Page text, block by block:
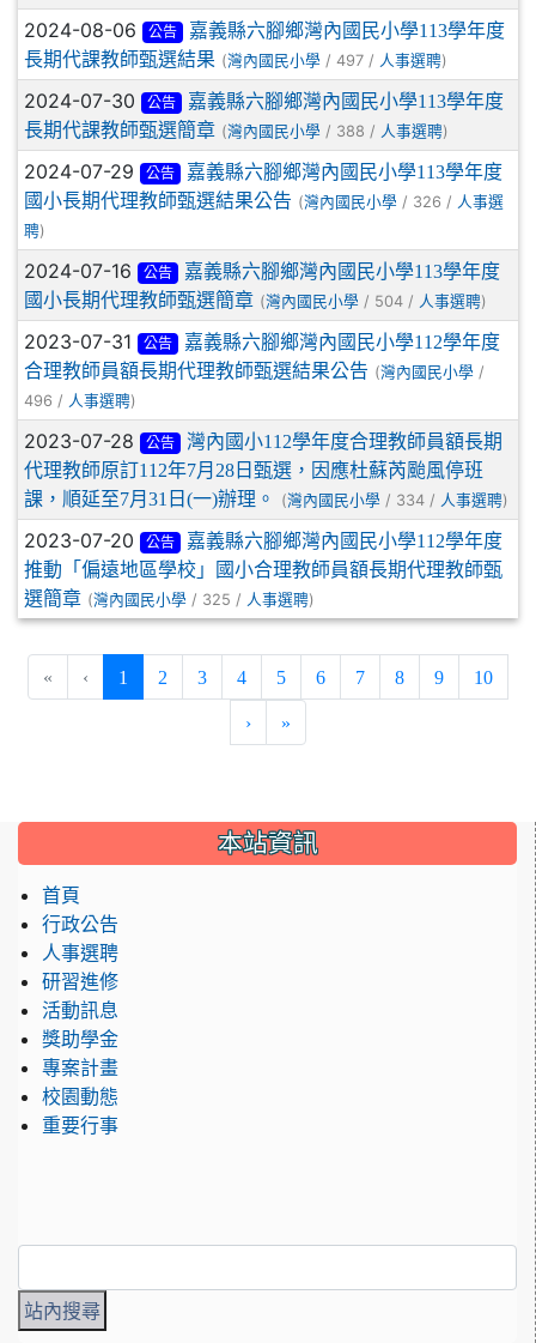
2024-08-06 公告
嘉義縣六腳鄉灣內國民小學113學年度
長期代課教師甄選結果 (灣內國民小學 / 497 / 人事選聘)
2024-07-30 公告
嘉義縣六腳鄉灣內國民小學113學年度
長期代課教師甄選簡章 (灣內國民小學 / 388 / 人事選聘)
2024-07-29 公告
嘉義縣六腳鄉灣內國民小學113學年度
國小長期代理教師甄選結果公告 (灣內國民小學 / 326 / 人事選
聘)
2024-07-16 公告
嘉義縣六腳鄉灣內國民小學113學年度
國小長期代理教師甄選簡章 (灣內國民小學 / 504 / 人事選聘)
2023-07-31 公告
嘉義縣六腳鄉灣內國民小學112學年度
合理教師員額長期代理教師甄選結果公告 (灣內國民小學 /
496 / 人事選聘)
2023-07-28 公告
灣內國小112學年度合理教師員額長期
代理教師原訂112年7月28日甄選，因應杜蘇芮颱風停班
課，順延至7月31日(一)辦理。
(灣內國民小學 / 334 / 人事選聘)
2023-07-20 公告
嘉義縣六腳鄉灣內國民小學112學年度
推動「偏遠地區學校」國小合理教師員額長期代理教師甄
選簡章 (灣內國民小學 / 325 / 人事選聘)
« ‹ 1 (current)
2 3 4 5 6 7 8 9 10
› »
::: 本站資訊
首頁
行政公告
人事選聘
研習進修
活動訊息
獎助學金
專案計畫
校園動態
重要行事